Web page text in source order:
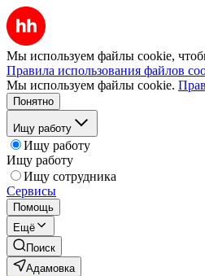
Мы используем файлы cookie,
Правила использования файлов
Мы используем файлы cookie.
Понятно
Ищу работу
Ищу работу
Ищу работу
Ищу сотрудника
Сервисы
Помощь
Ещё
Поиск
Адамовка